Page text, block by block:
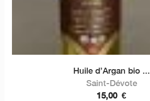
Huile d’Argan bio ...
Saint-Dévote
15,00 €